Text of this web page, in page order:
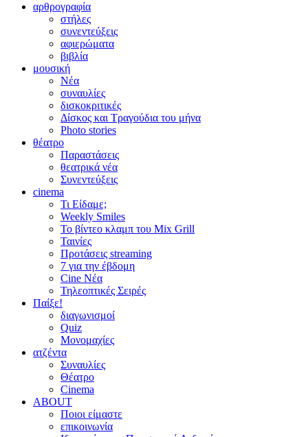
αρθρογραφία
στήλες
συνεντεύξεις
αφιερώματα
βιβλία
μουσική
Νέα
συναυλίες
δισκοκριτικές
Δίσκος και Τραγούδια του μήνα
Photo stories
θέατρο
Παραστάσεις
θεατρικά νέα
Συνεντεύξεις
cinema
Τι Είδαμε;
Weekly Smiles
Το βίντεο κλαμπ του Mix Grill
Ταινίες
Προτάσεις streaming
7 για την έβδομη
Cine Νέα
Τηλεοπτικές Σειρές
Παίξε!
διαγωνισμοί
Quiz
Μονομαχίες
ατζέντα
Συναυλίες
Θέατρο
Cinema
ABOUT
Ποιοι είμαστε
επικοινωνία